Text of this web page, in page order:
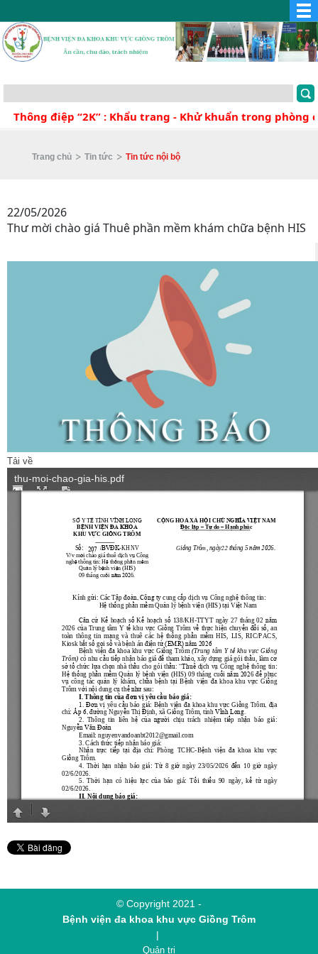
Thông điệp “2K” : Khẩu trang - Khử khuẩn trong phòng
Trang chủ Tin tức Tin tức nội bộ
22/05/2026
Thư mời chào giá Thuê phần mềm khám chữa bệnh HIS
Tải về
© Copyright 2021 -
Bệnh viện đa khoa khu vực Giồng Trôm
|
Quản trị